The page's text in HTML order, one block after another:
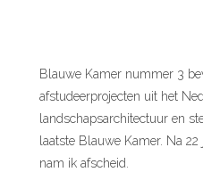
Blauwe Kamer nummer 3
afstudeerprojecten uit het
landschapsarchitectuur en
laatste Blauwe Kamer. Na
nam ik afscheid.